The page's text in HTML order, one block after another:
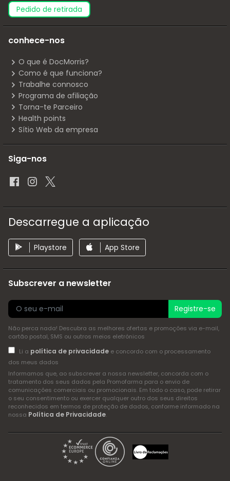
pedido de retirada
conhece-nos
O que é DocMorris?
Como é que funciona?
Trabalhe connosco
Programa de afiliação
Torna-te Parceiro
Health points
Sítio Web da empresa
Siga-nos
Descarregue a aplicação
Playstore App Store
Subscrever a newsletter
Registre-se
Não perca nada! Descubra as melhores ofertas e promoções via e-mail,
cartão postal, SMS ou outros meios eletrónicos
Li a política de privacidadee concordo com o processamento
dos meus dados
Informamos que, ao subscrever a nossa newsletter, concorda com o
tratamento dos seus dados pela Promofarma para o envio de
comunicações comerciais ou promocionais. Em todo o caso, pode retirar
o seu consentimento ou exercer qualquer outro dos seus direitos
reconhecidos em termos de proteção de dados, conforme informado na
nossa Política de Privacidade.